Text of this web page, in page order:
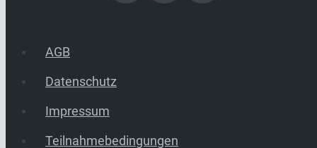
AGB
Datenschutz
Impressum
Teilnahmebedingungen